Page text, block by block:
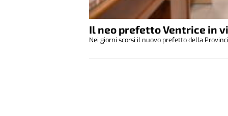
Il neo prefetto Ventrice in
Nei giorni scorsi il nuovo prefetto della